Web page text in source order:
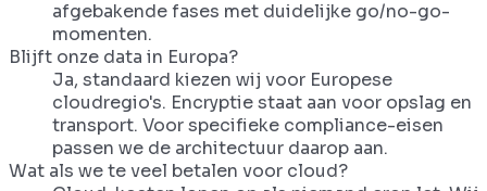
afgebakende fases met duidelijke go/no-go-
momenten.
Blijft onze data in Europa?
Ja, standaard kiezen wij voor Europese
cloudregio's. Encryptie staat aan voor opslag en
transport. Voor specifieke compliance-eisen
passen we de architectuur daarop aan.
Wat als we te veel betalen voor cloud?